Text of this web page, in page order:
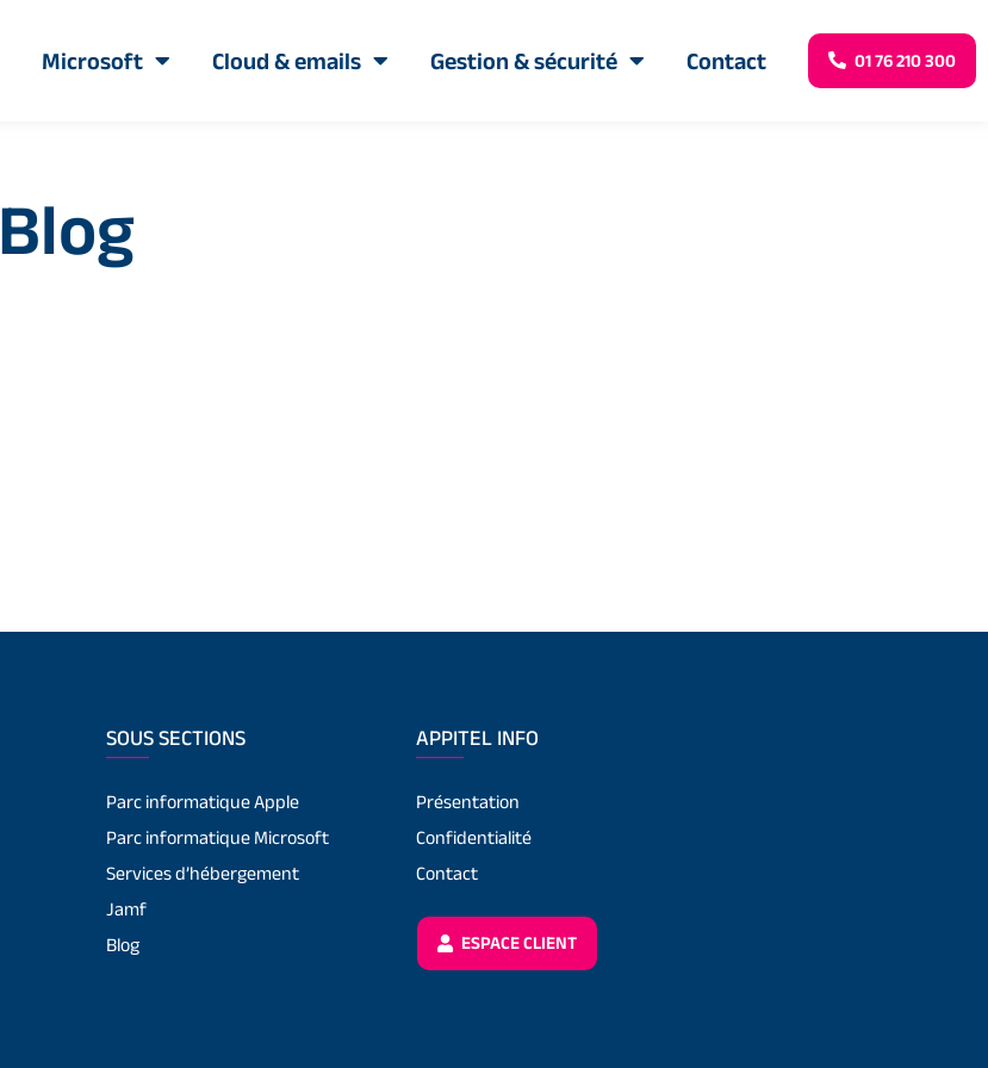
Microsoft Cloud & emails Gestion & sécurité Contact 01 76 210 300
Blog
SOUS SECTIONS
Parc informatique Apple
Parc informatique Microsoft
Services d’hébergement
Jamf
Blog
APPITEL INFO
Présentation
Confidentialité
Contact
ESPACE CLIENT